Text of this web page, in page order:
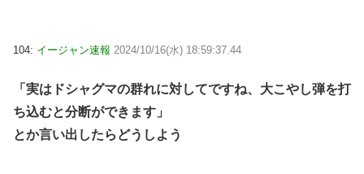
104: イージャン速報 2024/10/16(水) 18:59:37.44
「実はドシャグマの群れに対してですね、大こやし弾を打
ち込むと分断ができます」
とか言い出したらどうしよう